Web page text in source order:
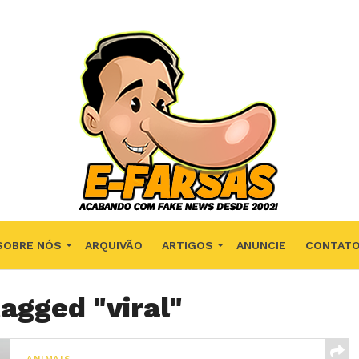
NÓS ARQUIVÃO ARTIGOS ANUNCIE CONTATO
"viral"